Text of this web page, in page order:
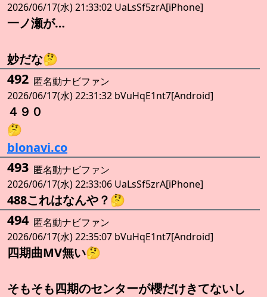
2026/06/17(水) 21:33:02 UaLsSf5zrA[iPhone]
一ノ瀬が…
妙だな🤔
492 匿名動ナビファン
2026/06/17(水) 22:31:32 bVuHqE1nt7[Android]
４９０
🤔
blonavi.co
493 匿名動ナビファン
2026/06/17(水) 22:33:06 UaLsSf5zrA[iPhone]
488これはなんや？🤔
494 匿名動ナビファン
2026/06/17(水) 22:35:07 bVuHqE1nt7[Android]
四期曲MV無い🤔
そもそも四期のセンターが櫻だけきてないし